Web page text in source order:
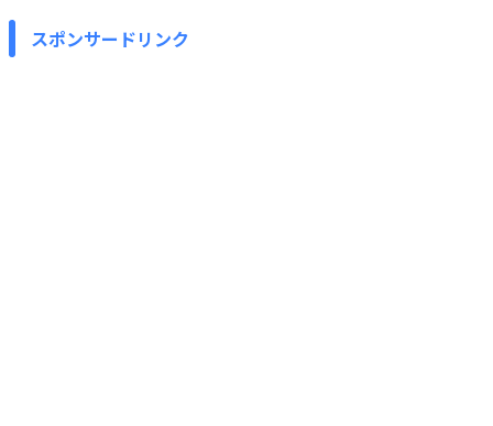
スポンサードリンク